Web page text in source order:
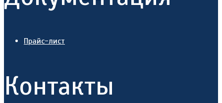
Прайс-лист
Контакты